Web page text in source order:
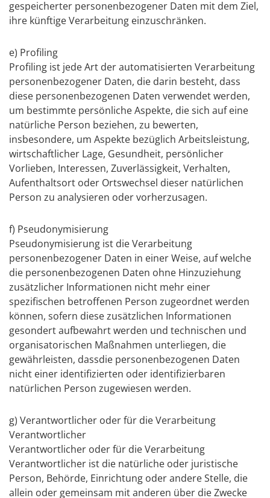
gespeicherter personenbezogener Daten mit dem Ziel,
ihre künftige Verarbeitung einzuschränken.
e) Profiling
Profiling ist jede Art der automatisierten Verarbeitung
personenbezogener Daten, die darin besteht, dass
diese personenbezogenen Daten verwendet werden,
um bestimmte persönliche Aspekte, die sich auf eine
natürliche Person beziehen, zu bewerten,
insbesondere, um Aspekte bezüglich Arbeitsleistung,
wirtschaftlicher Lage, Gesundheit, persönlicher
Vorlieben, Interessen, Zuverlässigkeit, Verhalten,
Aufenthaltsort oder Ortswechsel dieser natürlichen
Person zu analysieren oder vorherzusagen.
f) Pseudonymisierung
Pseudonymisierung ist die Verarbeitung
personenbezogener Daten in einer Weise, auf welche
die personenbezogenen Daten ohne Hinzuziehung
zusätzlicher Informationen nicht mehr einer
spezifischen betroffenen Person zugeordnet werden
können, sofern diese zusätzlichen Informationen
gesondert aufbewahrt werden und technischen und
organisatorischen Maßnahmen unterliegen, die
gewährleisten, dassdie personenbezogenen Daten
nicht einer identifizierten oder identifizierbaren
natürlichen Person zugewiesen werden.
g) Verantwortlicher oder für die Verarbeitung
Verantwortlicher
Verantwortlicher oder für die Verarbeitung
Verantwortlicher ist die natürliche oder juristische
Person, Behörde, Einrichtung oder andere Stelle, die
allein oder gemeinsam mit anderen über die Zwecke